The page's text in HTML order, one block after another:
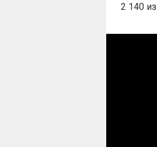
2 140